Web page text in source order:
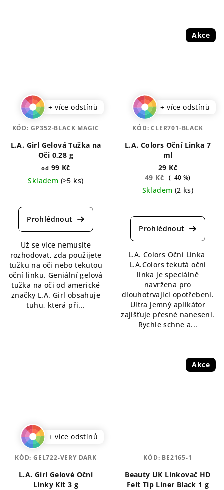
+ více odstínů
L.A. Girl Gelová Tužka na
Oči 0,28 g
od 99 Kč
Skladem (>5 ks)
hodnocení
produktu
z
5
hvězdiček.
Už se více nemusíte
rozhodovat, zda použijete
tužku na oči nebo tekutou
oční linku. Geniální gelová
tužka na oči od americké
značky L.A. Girl obsahuje
tuhu, která při...
KÓD: GP352-BLACK MAGIC
Akce
+ více odstínů
L.A. Colors Oční Linka 7
ml
29 Kč
49 Kč (–40 %)
Skladem (2 ks)
hodnocení
produktu
z
5
hvězdiček.
L.A. Colors Oční Linka
L.A.Colors tekutá oční
linka je speciálně
navržena pro
dlouhotrvající opotřebení.
Ultra jemný aplikátor
zajišťuje přesné nanesení.
Rychle schne a...
KÓD:CLER701-BLACK
+ více odstínů
L.A. Girl Gelové Oční
Linky Kit 3 g
KÓD:GEL722-VERY DARK
Akce
Beauty UK Linkovač HD
Felt Tip Liner Black 1 g
KÓD: BE2165-1